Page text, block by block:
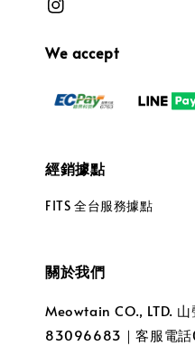
We accept
經銷據點
FITS 全台服務據點
關於我們
Meowtain CO., LTD.
83096683｜客服電